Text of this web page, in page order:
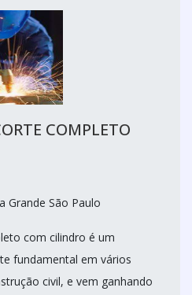
COMPLETO
Grande São Paulo
com cilindro é um
fundamental em vários
civil, e vem ganhando